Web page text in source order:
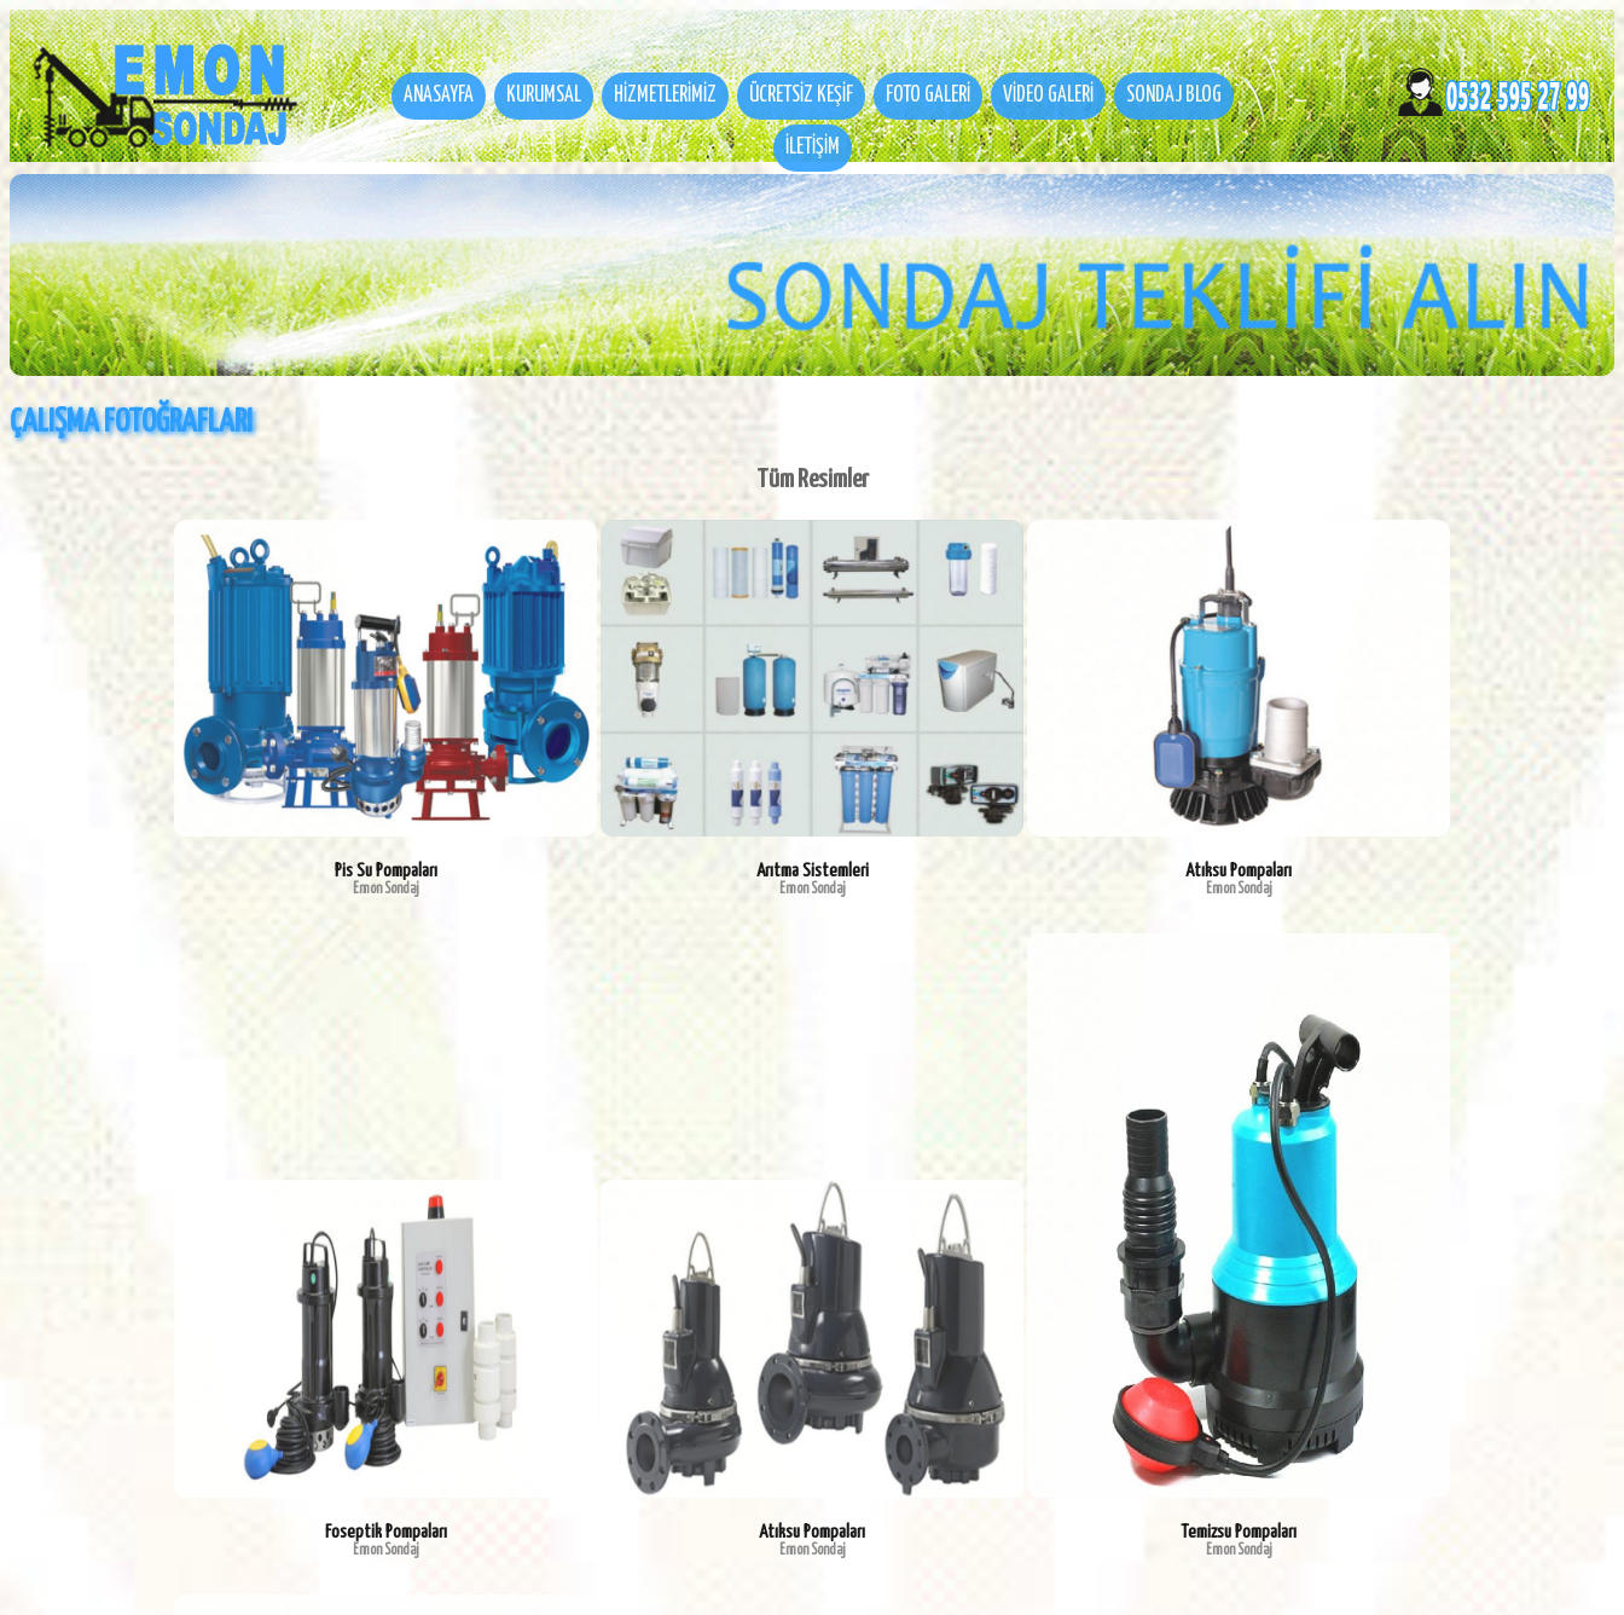
ANASAYFA KURUMSAL HİZMETLERİMİZ ÜCRETSİZ KEŞİF FOTO GALERİ VİDEO GALERİ SONDAJ BLOG
İLETİŞİM
ÇALIŞMA FOTOĞRAFLARI
Tüm Resimler
Pis Su Pompaları
Emon Sondaj
Arıtma Sistemleri
Emon Sondaj
Atıksu Pompaları
Emon Sondaj
Foseptik Pompaları
Emon Sondaj
Atıksu Pompaları
Emon Sondaj
Temizsu Pompaları
Emon Sondaj